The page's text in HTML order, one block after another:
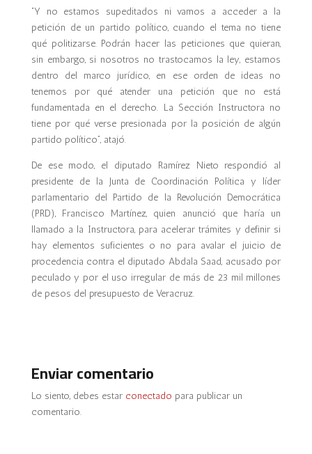
“Y no estamos supeditados ni vamos a acceder a la
petición de un partido político, cuando el tema no tiene
qué politizarse. Podrán hacer las peticiones que quieran,
sin embargo, si nosotros no trastocamos la ley, estamos
dentro del marco jurídico, en ese orden de ideas no
tenemos por qué atender una petición que no está
fundamentada en el derecho. La Sección Instructora no
tiene por qué verse presionada por la posición de algún
partido político”, atajó.
De ese modo, el diputado Ramírez Nieto respondió al
presidente de la Junta de Coordinación Política y líder
parlamentario del Partido de la Revolución Democrática
(PRD), Francisco Martínez, quien anunció que haría un
llamado a la Instructora, para acelerar trámites y definir si
hay elementos suficientes o no para avalar el juicio de
procedencia contra el diputado Abdala Saad, acusado por
peculado y por el uso irregular de más de 23 mil millones
de pesos del presupuesto de Veracruz.
Enviar comentario
Lo siento, debes estar conectado para publicar un
comentario.